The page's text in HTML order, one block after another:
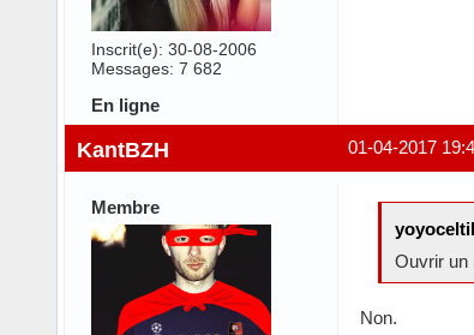
Inscrit(e): 30-08-2006
Messages: 7 682
En ligne
01-04-2017
KantBZH
Membre
Ouvrir un
Non.